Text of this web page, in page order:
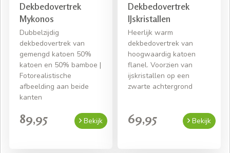
Dekbedovertrek
Mykonos
Dubbelzijdig
dekbedovertrek van
gemengd katoen 50%
katoen en 50% bamboe |
Fotorealistische
afbeelding aan beide
kanten
89,95 Bekijk
Dekbedovertrek
IJskristallen
Heerlijk warm
dekbedovertrek van
hoogwaardig katoen
flanel. Voorzien van
ijskristallen op een
zwarte achtergrond
69,95 Bekijk